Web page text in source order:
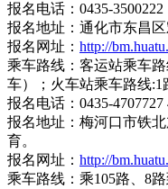
报名电话：0435-3500222
报名地址：通化市东昌
报名网址： http://
乘车路线：客运站乘车
车）；火车站乘车路线:1
报名电话：0435-4707727
报名地址：梅河口市铁
育。
报名网址： http://
乘车路线：乘105路、8